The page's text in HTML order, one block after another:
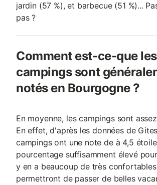
jardin (57 %), et barbecue (51 %)...
pas ?
Comment est-ce-que les
campings sont
notés en Bourgogne ?
En moyenne, les campings sont
En effet, d'après les données de
campings ont une note de à 4,5
pourcentage suffisamment élevé
y en a beaucoup de très
permettront de passer de belles